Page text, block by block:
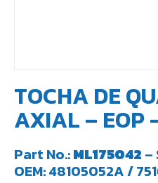
TOCHA DE
AXIAL – EOP
Part No.:ML175042 –
OEM: 48105052A /